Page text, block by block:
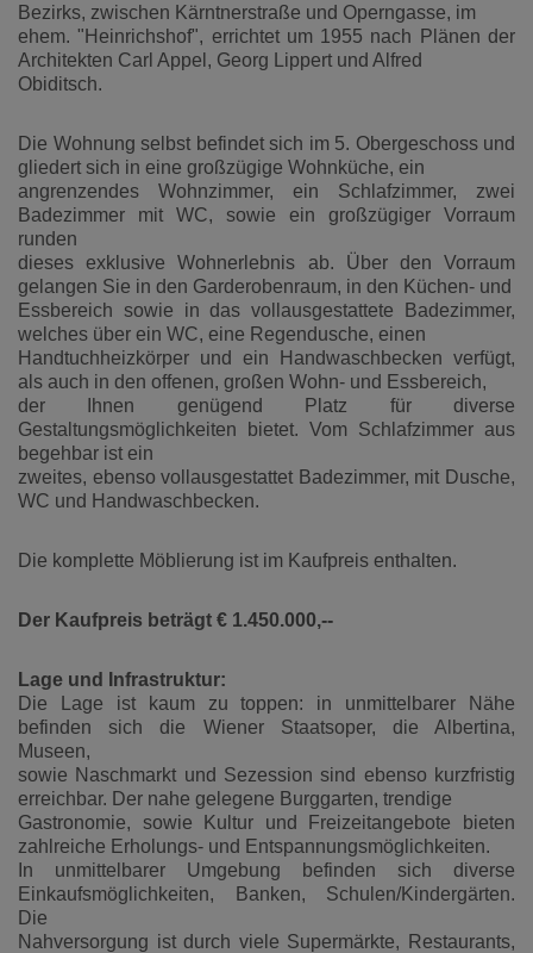
Bezirks, zwischen Kärntnerstraße und Operngasse, im
ehem. "Heinrichshof", errichtet um 1955 nach Plänen der
Architekten Carl Appel, Georg Lippert und Alfred
Obiditsch.
Die Wohnung selbst befindet sich im 5. Obergeschoss und
gliedert sich in eine großzügige Wohnküche, ein
angrenzendes Wohnzimmer, ein Schlafzimmer, zwei
Badezimmer mit WC, sowie ein großzügiger Vorraum
runden
dieses exklusive Wohnerlebnis ab. Über den Vorraum
gelangen Sie in den Garderobenraum, in den Küchen- und
Essbereich sowie in das vollausgestattete Badezimmer,
welches über ein WC, eine Regendusche, einen
Handtuchheizkörper und ein Handwaschbecken verfügt,
als auch in den offenen, großen Wohn- und Essbereich,
der Ihnen genügend Platz für diverse
Gestaltungsmöglichkeiten bietet. Vom Schlafzimmer aus
begehbar ist ein
zweites, ebenso vollausgestattet Badezimmer, mit Dusche,
WC und Handwaschbecken.
Die komplette Möblierung ist im Kaufpreis enthalten.
Der Kaufpreis beträgt € 1.450.000,--
Lage und Infrastruktur:
Die Lage ist kaum zu toppen: in unmittelbarer Nähe
befinden sich die Wiener Staatsoper, die Albertina,
Museen,
sowie Naschmarkt und Sezession sind ebenso kurzfristig
erreichbar. Der nahe gelegene Burggarten, trendige
Gastronomie, sowie Kultur und Freizeitangebote bieten
zahlreiche Erholungs- und Entspannungsmöglichkeiten.
In unmittelbarer Umgebung befinden sich diverse
Einkaufsmöglichkeiten, Banken, Schulen/Kindergärten.
Die
Nahversorgung ist durch viele Supermärkte, Restaurants,